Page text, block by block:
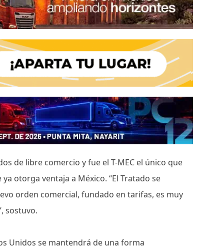
de libre comercio y fue el T-MEC el único que
otorga ventaja a México. “El Tratado se
orden comercial, fundado en tarifas, es muy
sostuvo.
Unidos se mantendrá de una forma